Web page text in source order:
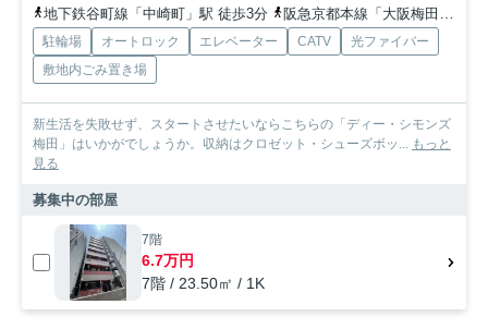
地下鉄谷町線「中崎町」駅 徒歩3分
阪急京都本線「大阪梅田」駅 徒歩9分
駐輪場 オートロック エレベーター CATV
光ファイバー
敷地内ごみ置き場
新生活を失敗せず、スタートさせたいならこちらの「ディー・シモンズ
梅田」はいかがでしょうか。収納はクロゼット・シューズボッ... もっと
見る
募集中の部屋
7階
6.7万円
7階 / 23.50㎡ / 1K